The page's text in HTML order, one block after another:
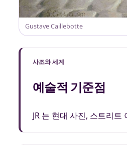
Gustave Caillebotte
사조와 세계
예술적 기준점
JR 는 현대 사진, 스트리